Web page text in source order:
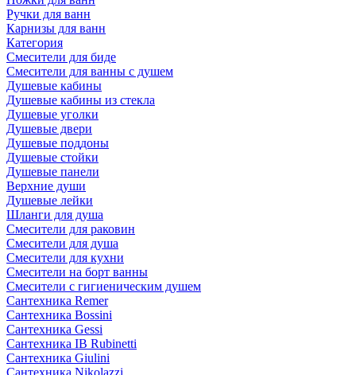
Ручки для ванн
Карнизы для ванн
Категория
Смесители для биде
Смесители для ванны с душем
Душевые кабины
Душевые кабины из стекла
Душевые уголки
Душевые двери
Душевые поддоны
Душевые стойки
Душевые панели
Верхние души
Душевые лейки
Шланги для душа
Смесители для раковин
Смесители для душа
Смесители для кухни
Смесители на борт ванны
Смесители с гигиеническим душем
Сантехника Remer
Сантехника Bossini
Сантехника Gessi
Сантехника IB Rubinetti
Сантехника Giulini
Сантехника Nikolazzi